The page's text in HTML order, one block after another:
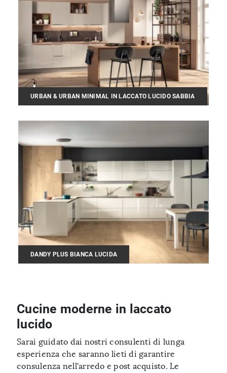
URBAN & URBAN MINIMAL IN LACCATO LUCIDO SABBIA
DANDY PLUS BIANCA LUCIDA
Cucine moderne in laccato
lucido
Sarai guidato dai nostri consulenti di lunga
esperienza che saranno lieti di garantire
consulenza nell'arredo e post acquisto. Le